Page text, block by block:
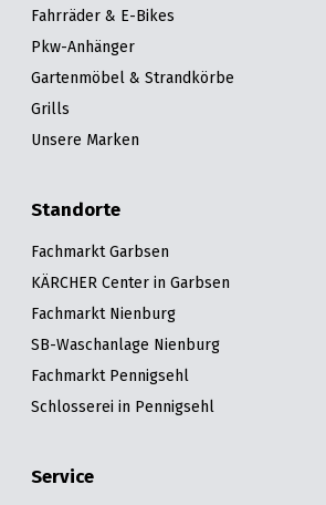
Fahrräder & E-Bikes
Pkw-Anhänger
Gartenmöbel & Strandkörbe
Grills
Unsere Marken
Standorte
Fachmarkt Garbsen
KÄRCHER Center in Garbsen
Fachmarkt Nienburg
SB-Waschanlage Nienburg
Fachmarkt Pennigsehl
Schlosserei in Pennigsehl
Service